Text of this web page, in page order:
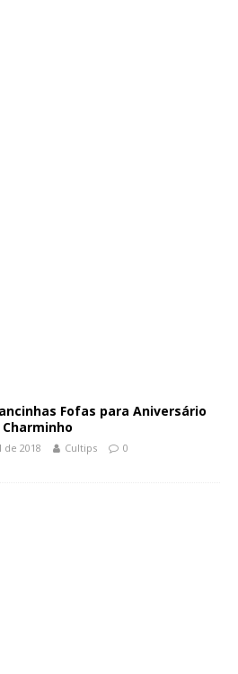
Fofas para Aniversário
de 2018 Cultips 0